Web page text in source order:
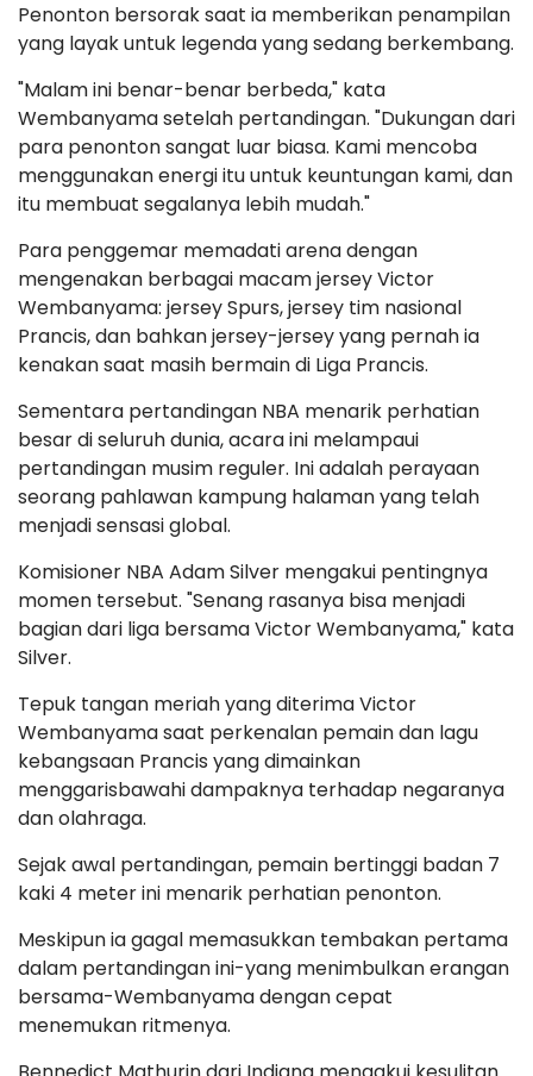
Penonton bersorak saat ia memberikan penampilan
yang layak untuk legenda yang sedang berkembang.
"Malam ini benar-benar berbeda," kata
Wembanyama setelah pertandingan. "Dukungan dari
para penonton sangat luar biasa. Kami mencoba
menggunakan energi itu untuk keuntungan kami, dan
itu membuat segalanya lebih mudah."
Para penggemar memadati arena dengan
mengenakan berbagai macam jersey Victor
Wembanyama: jersey Spurs, jersey tim nasional
Prancis, dan bahkan jersey-jersey yang pernah ia
kenakan saat masih bermain di Liga Prancis.
Sementara pertandingan NBA menarik perhatian
besar di seluruh dunia, acara ini melampaui
pertandingan musim reguler. Ini adalah perayaan
seorang pahlawan kampung halaman yang telah
menjadi sensasi global.
Komisioner NBA Adam Silver mengakui pentingnya
momen tersebut. "Senang rasanya bisa menjadi
bagian dari liga bersama Victor Wembanyama," kata
Silver.
Tepuk tangan meriah yang diterima Victor
Wembanyama saat perkenalan pemain dan lagu
kebangsaan Prancis yang dimainkan
menggarisbawahi dampaknya terhadap negaranya
dan olahraga.
Sejak awal pertandingan, pemain bertinggi badan 7
kaki 4 meter ini menarik perhatian penonton.
Meskipun ia gagal memasukkan tembakan pertama
dalam pertandingan ini-yang menimbulkan erangan
bersama-Wembanyama dengan cepat
menemukan ritmenya.